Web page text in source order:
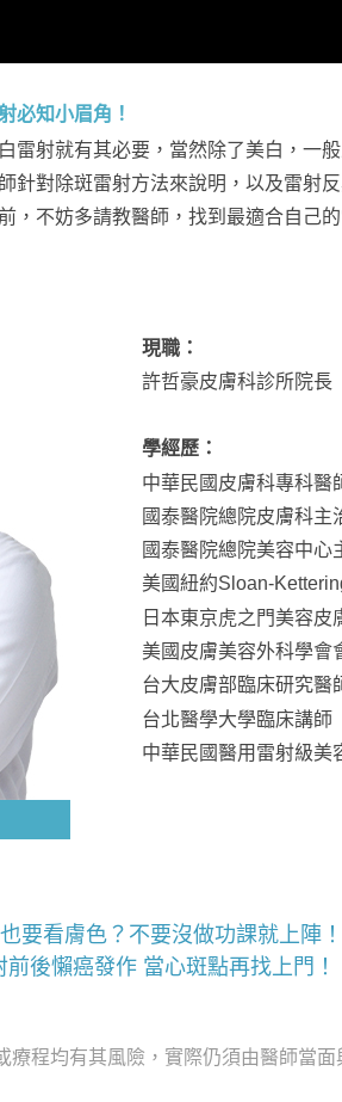
必知小眉角！
雷射就有其必要，當然除了美白，一
針對除斑雷射方法來說明，以及雷射
，不妨多請教醫師，找到最適合自己的
現職：
許哲豪皮膚科診所院長
學經歷：
中華民國皮膚科專科醫
國泰醫院總院皮膚科主
國泰醫院總院美容中心
美國紐約Sloan-
日本東京虎之門美容皮
美國皮膚美容外科學會
台大皮膚部臨床研究醫
台北醫學大學臨床講師
中華民國醫用雷射級美
要看膚色？不要沒做功課就上陣！
後懶癌發作 當心斑點再找上門！
療程均有其風險，實際仍須由醫師當